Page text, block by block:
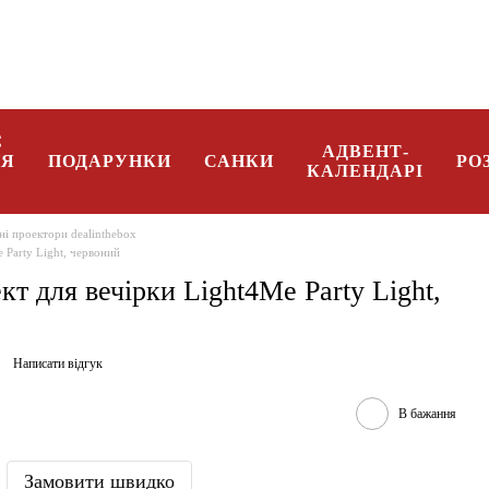
ПОДАРУНКИ САНКИ
АДВЕНТ-
КАЛЕНДАРІ
проектори dealinthebox
Party Light, червоний
для вечірки Light4Me Party Light,
Написати відгук
В бажання
Замовити швидко